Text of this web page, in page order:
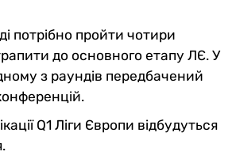
потрібно пройти чотири
до основного етапу ЛЄ. У
з раундів передбачений
Q1 Ліги Європи відбудуться